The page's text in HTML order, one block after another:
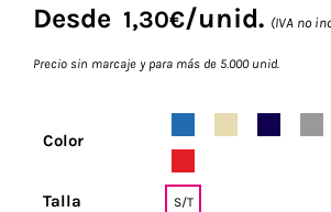
Desde 1,30€/unid. (IVA no
Precio sin marcaje y para más de 5.000 unid.
Color
Talla S/T